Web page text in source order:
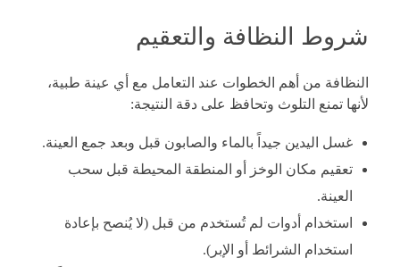
شروط النظافة والتعقيم
النظافة من أهم الخطوات عند التعامل مع أي عينة طبية،
لأنها تمنع التلوث وتحافظ على دقة النتيجة:
غسل اليدين جيداً بالماء والصابون قبل وبعد جمع العينة.
تعقيم مكان الوخز أو المنطقة المحيطة قبل سحب
العينة.
استخدام أدوات لم تُستخدم من قبل (لا يُنصح بإعادة
استخدام الشرائط أو الإبر).